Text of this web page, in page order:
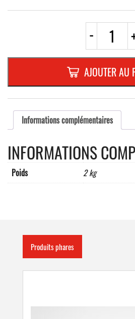
- quantité
C3e
ROND
600mm
REFL.
RANDFORM
AJOUTER AU
Informations complémentaires
INFORMATIONS
Poids 2 kg
Produits phares